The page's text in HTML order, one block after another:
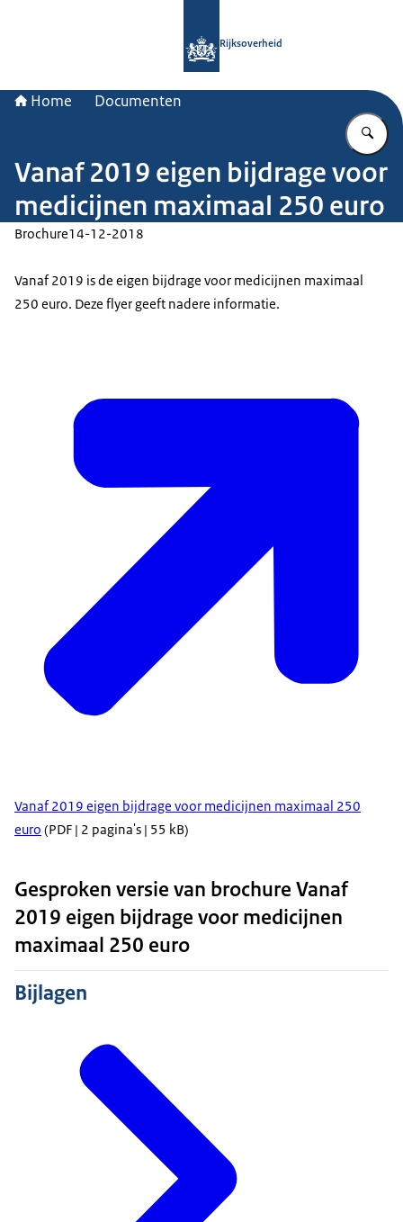
Rijksoverheid
Home Documenten
Vanaf 2019 eigen bijdrage voor
medicijnen maximaal 250 euro
Brochure14-12-2018
Vanaf 2019 is de eigen bijdrage voor medicijnen maximaal
250 euro. Deze flyer geeft nadere informatie.
Vanaf 2019 eigen bijdrage voor medicijnen maximaal 250
euro (PDF | 2 pagina's | 55 kB)
Gesproken versie van brochure Vanaf
2019 eigen bijdrage voor medicijnen
maximaal 250 euro
Bijlagen